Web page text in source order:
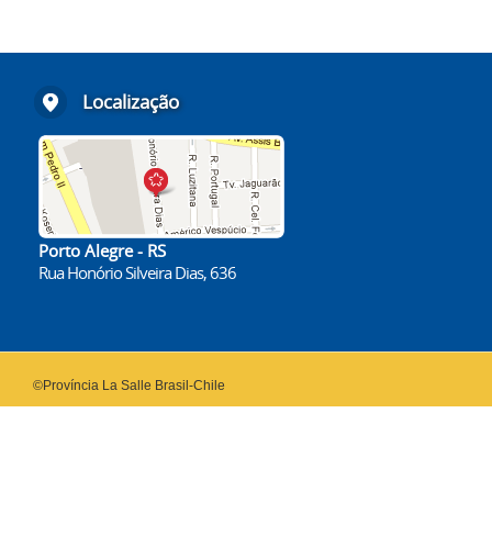
Localização
Porto Alegre - RS
Rua Honório Silveira Dias, 636
©Província La Salle Brasil-Chile